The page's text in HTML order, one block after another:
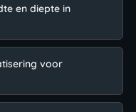
en diepte in
voor